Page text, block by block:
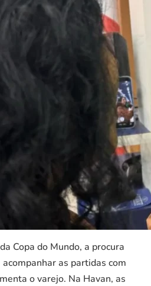
Copa do Mundo, a procura
as partidas com
o varejo. Na Havan, as